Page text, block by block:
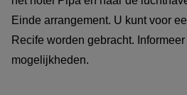
Einde arrangement. U kunt voor
Recife worden gebracht.
mogelijkheden.